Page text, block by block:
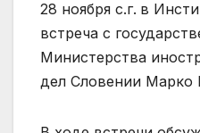
28 ноября с.г. в
встреча с
Министерства
дел Словении